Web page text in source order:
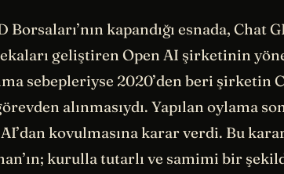
Borsaları’nın kapandığı esnada, Chat
geliştiren Open AI şirketinin
sebepleriyse 2020’den beri şirketin
alınmasıydı. Yapılan oylama
kovulmasına karar verdi. Bu
kurulla tutarlı ve samimi bir